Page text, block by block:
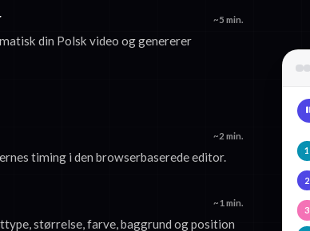
~5 min.
din Polsk video og genererer
~2 min.
timing i den browserbaserede editor.
~1 min.
størrelse, farve, baggrund og position
1
2
3